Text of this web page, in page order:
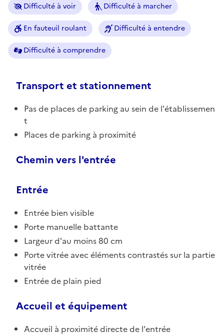
Difficulté à voir Difficulté à marcher
En fauteuil roulant Difficulté à entendre
Difficulté à comprendre
Transport et stationnement
Pas de places de parking au sein de l'établissemen
t
Places de parking à proximité
Chemin vers l'entrée
Entrée
Entrée bien visible
Porte manuelle battante
Largeur d'au moins 80 cm
Porte vitrée avec éléments contrastés sur la partie
vitrée
Entrée de plain pied
Accueil et équipement
Accueil à proximité directe de l'entrée